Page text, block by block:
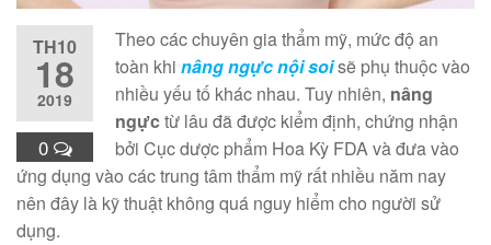
TH10
18
2019
0
Theo các chuyên gia thẩm mỹ, mức độ an
toàn khi nâng ngực nội soisẽ phụ thuộc vào
nhiều yếu tố khác nhau. Tuy nhiên, nâng
ngực từ lâu đã được kiểm định, chứng nhận
bởi Cục dược phẩm Hoa Kỳ FDA và đưa vào
ứng dụng vào các trung tâm thẩm mỹ rất nhiều năm nay
nên đây là kỹ thuật không quá nguy hiểm cho người sử
dụng.